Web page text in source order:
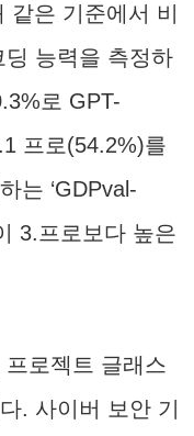
은 기준에서 비
능력을 측정하
로 GPT-
프로(54.2%)를
는 ‘GDPval-
3.프로보다 높은
로젝트 글래스
. 사이버 보안 기